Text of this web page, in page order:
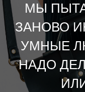
МЫ
ЗАНОВО
УМНЫЕ
НАДО